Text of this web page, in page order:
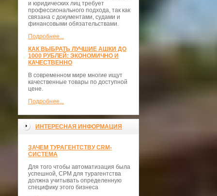
и юридических лиц требует
профессионального подхода, так как
связана с документами, судами и
финансовыми обязательствами.
Подробнее...
КАК ВЫБРАТЬ ЛУЧШИЕ АШКИ ДО
1000 РУБЛЕЙ: ЭКОНОМИЧНО И
КАЧЕСТВЕННО
В современном мире многие ищут
качественные товары по доступной
цене.
Подробнее...
ИНТЕРЕСНАЯ ИНФОРМАЦИЯ
ЗАЧЕМ ТУРАГЕНТСТВУ CRM-
СИСТЕМА
Для того чтобы автоматизация была
успешной, СРМ для турагентства
должна учитывать определенную
специфику этого бизнеса